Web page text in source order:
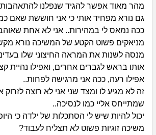
מהר מאוד אפשר להגיד שנפלנו
גם נורא מפחיד אותי כי אני חוששת שאם
ככה נמאס לי במהירות.. אני לא אחת
מניאקים פשוט הקטע של המשיכה נורא
מנסה לשנות את המראה החיצוני שלו
אותו בראש לגברים אחרים, ואפילו נהיית
אפילו רעה, ככה אני מרגישה לפחות..
זה לא מגיע לו ומצד שני אני לא רוצה
שמתייחס אליי כמו לנסיכה..
יכול להיות שיש לי הסתכלות של ילדה כי
משיכה זוגיות פשוט לא תצליח לעבוד?